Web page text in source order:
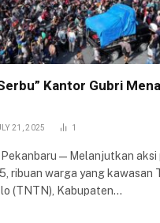
Kantor Gubri
21, 2025 1
Pekanbaru — Melanjutkan aksi
ribuan warga yang kawasan
(TNTN), Kabupaten…